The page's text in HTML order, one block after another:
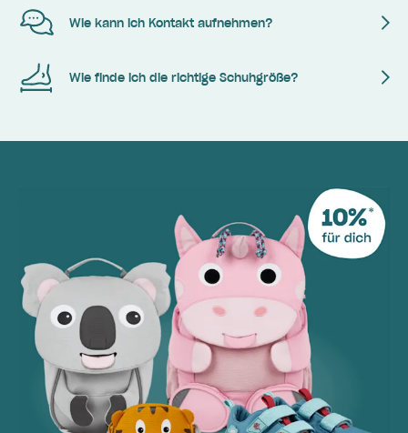
Wie kann ich Kontakt aufnehmen?
Wie finde ich die richtige Schuhgröße?